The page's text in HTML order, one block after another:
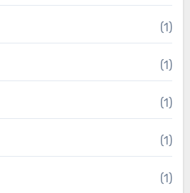
(1)
(1)
(1)
(1)
(1)